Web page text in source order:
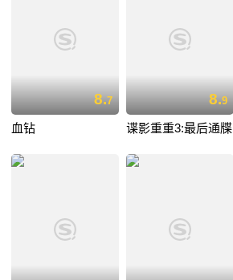
8.7
血钻
8.9
谍影重重3:最后通牒